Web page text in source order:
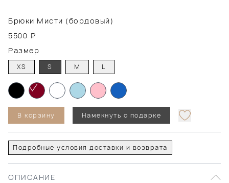
Брюки Мисти (бордовый)
5500 ₽
Размер
XS S M L
В корзину Намекнуть о подарке
Подробные условия доставки и возврата
ОПИСАНИЕ